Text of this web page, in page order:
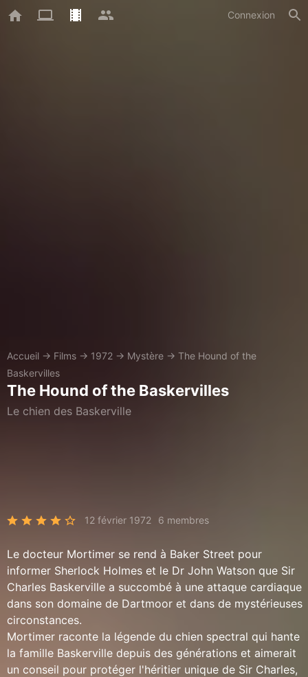
Connexion
Accueil → Films → 1972 → Mystère → The Hound of the
Baskervilles
The Hound of the Baskervilles
Le chien des Baskerville
12 février 1972 6 membres
Le docteur Mortimer se rend à Baker Street pour
informer Sherlock Holmes et le Dr John Watson que Sir
Charles Baskerville a succombé à une attaque cardiaque
dans son domaine de Dartmoor et dans de mystérieuses
circonstances.
Mortimer raconte la légende du chien spectral qui hante
la famille Baskerville depuis des générations et aimerait
un conseil pour protéger l'héritier unique de Sir Charles,